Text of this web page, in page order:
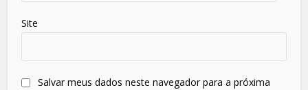
Site
Salvar meus dados neste navegador para a próxima